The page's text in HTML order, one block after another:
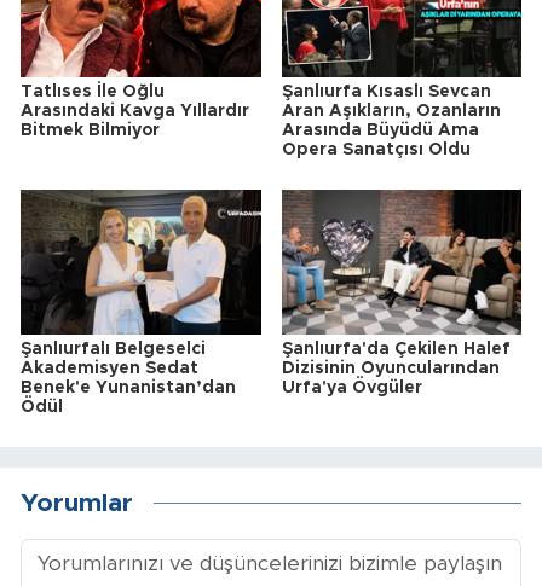
Tatlıses İle Oğlu
Arasındaki Kavga Yıllardır
Bitmek Bilmiyor
Şanlıurfa Kısaslı Sevcan
Aran Aşıkların, Ozanların
Arasında Büyüdü Ama
Opera Sanatçısı Oldu
Şanlıurfalı Belgeselci
Akademisyen Sedat
Benek'e Yunanistan’dan
Ödül
Şanlıurfa'da Çekilen Halef
Dizisinin Oyuncularından
Urfa'ya Övgüler
Yorumlar